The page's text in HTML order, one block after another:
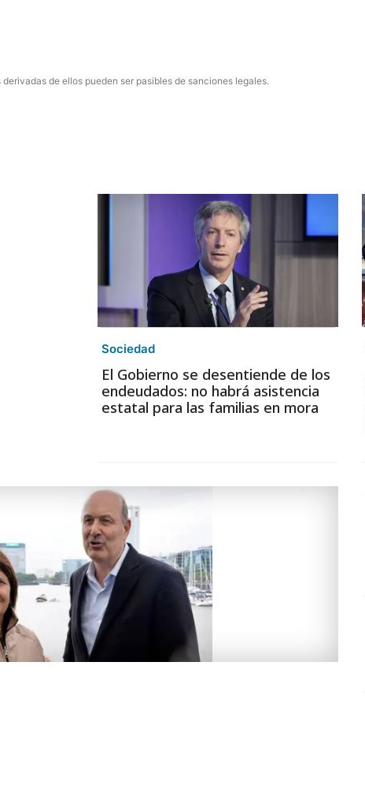
de ellos pueden ser pasibles de sanciones legales.
Sociedad
El Gobierno se desentiende de los
endeudados: no habrá asistencia
estatal para las familias en mora